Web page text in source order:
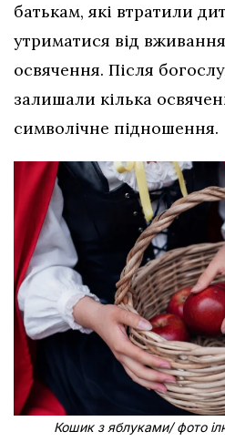
батькам, які втратили
утриматися від
освячення. Після
залишали кілька
символічне підношення.
Кошик з яблуками/ фото